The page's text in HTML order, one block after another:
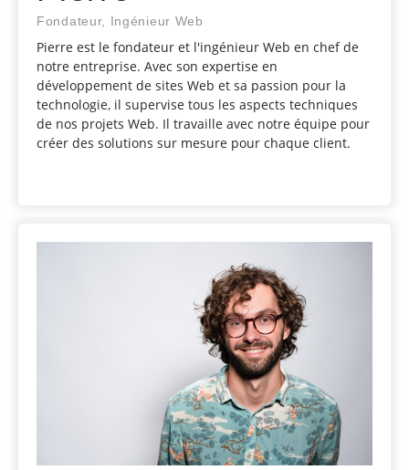
Fondateur, Ingénieur Web
Pierre est le fondateur et l'ingénieur Web en chef de
notre entreprise. Avec son expertise en
développement de sites Web et sa passion pour la
technologie, il supervise tous les aspects techniques
de nos projets Web. Il travaille avec notre équipe pour
créer des solutions sur mesure pour chaque client.